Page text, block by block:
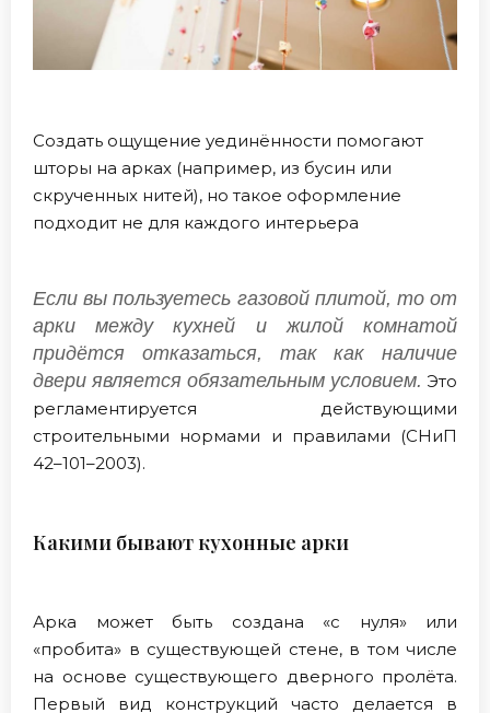
Создать ощущение уединённости помогают
шторы на арках (например, из бусин или
скрученных нитей), но такое оформление
подходит не для каждого интерьера
Если вы пользуетесь газовой плитой, то от
арки между кухней и жилой комнатой
придётся отказаться, так как наличие
двери является обязательным условием. Это
регламентируется действующими
строительными нормами и правилами (СНиП
42–101–2003).
Какими бывают кухонные арки
Арка может быть создана «с нуля» или
«пробита» в существующей стене, в том числе
на основе существующего дверного пролёта.
Первый вид конструкций часто делается в